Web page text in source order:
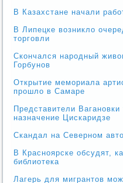
В Казахстане начали
В Липецке возникло
торговли
Скончался народный
Горбунов
Открытие мемориала
прошло в Самаре
Представители
назначение Цискаридзе
Скандал на Северном
В Красноярске обсудят,
библиотека
Лагерь для мигрантов